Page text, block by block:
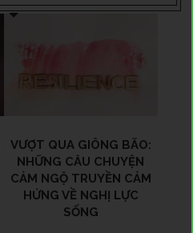
VƯỢT QUA GIÔNG BÃO:
NHỮNG CÂU CHUYỆN
CẢM NGỘ TRUYỀN CẢM
HỨNG VỀ NGHỊ LỰC
SỐNG